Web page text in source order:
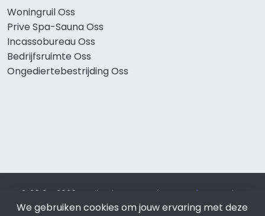
Woningruil Oss
Prive Spa-Sauna Oss
Incassobureau Oss
Bedrijfsruimte Oss
Ongediertebestrijding Oss
© 2019 - 2026 Realisatie en SEO door SEO-bureau
Lion
Internet. Betaal alleen voor bewezen resultaten?SEO
We gebruiken cookies om jouw ervaring met deze